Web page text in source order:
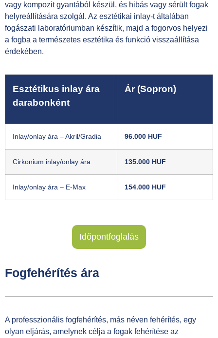
vagy kompozit gyantából készül, és hibás vagy sérült fogak
helyreállítására szolgál. Az esztétikai inlay-t általában
fogászati ​​laboratóriumban készítik, majd a fogorvos helyezi
a fogba a természetes esztétika és funkció visszaállítása
érdekében.
Esztétikus inlay ára
darabonként
Ár (Sopron)
Inlay/onlay ára – Akril/Gradia 96.000 HUF
Cirkonium inlay/onlay ára 135.000 HUF
Inlay/onlay ára – E-Max 154.000 HUF
Időpontfoglalás
Fogfehérítés ára
A professzionális fogfehérítés, más néven fehérítés, egy
olyan eljárás, amelynek célja a fogak fehérítése az